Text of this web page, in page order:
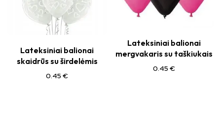
Lateksiniai balionai
skaidrūs su širdelėmis
0.45 €
Lateksiniai balionai
mergvakaris su taškiukais
0.45 €